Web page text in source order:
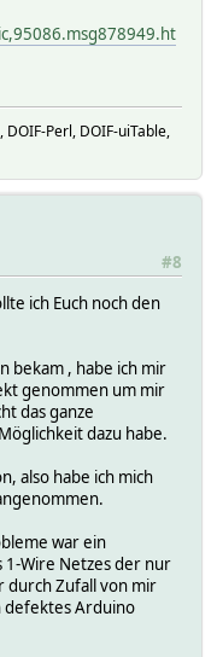
Perl, DOIF-uiTable,
#8
ich Euch noch den
bekam , habe ich mir
genommen um mir
das ganze
dazu habe.
also habe ich mich
war ein
1-Wire Netzes der nur
durch Zufall von mir
defektes Arduino